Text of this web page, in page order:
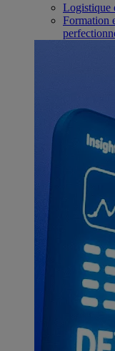
Logistique
Formation